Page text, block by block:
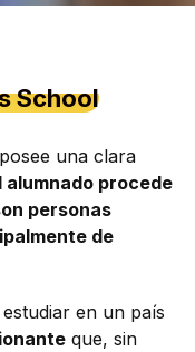
School
una clara
alumnado procede
personas
de
en un país
que, sin